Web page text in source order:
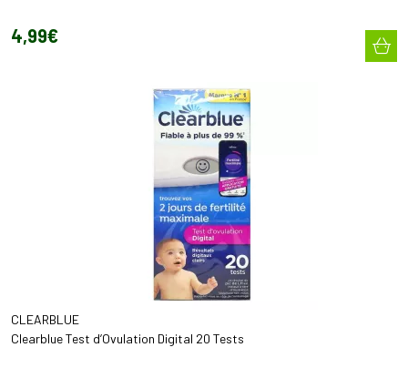
4,99€
CLEARBLUE
Clearblue Test d’Ovulation Digital 20 Tests